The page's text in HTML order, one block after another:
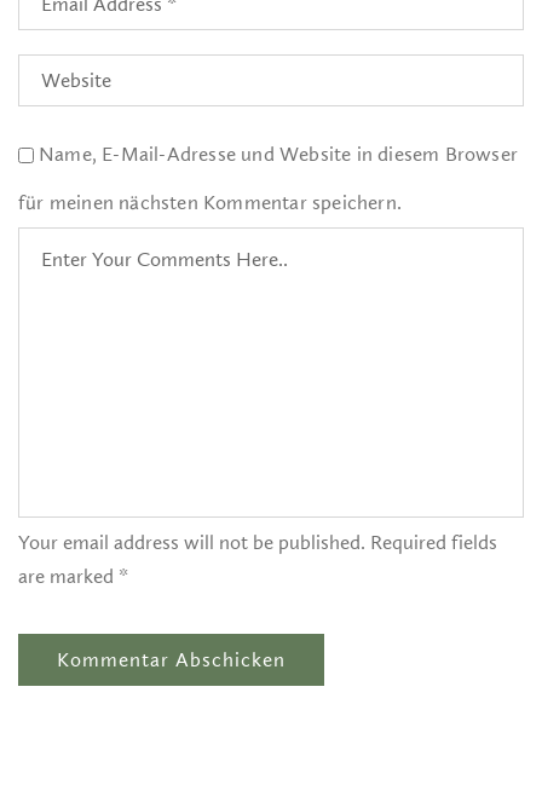
Name, E-Mail-Adresse und Website in diesem Browser
für meinen nächsten Kommentar speichern.
Your email address will not be published. Required fields
are marked *